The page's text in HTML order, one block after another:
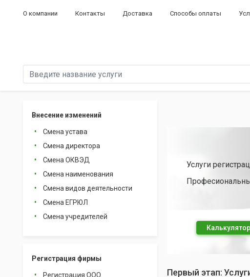
О компании Контакты Доставка Способы оплаты
Внесение изменений
Смена устава
Смена директора
Смена ОКВЭД
Смена наименования
Смена видов деятельности
Смена ЕГРЮЛ
Смена учредителей
Регистрация фирмы
Регистрация ООО
Услуги
Первый этап: